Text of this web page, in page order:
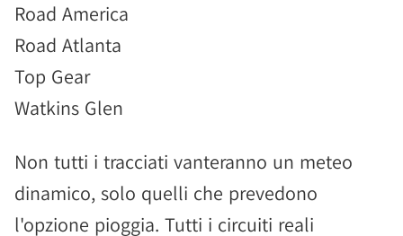
Road America
Road Atlanta
Top Gear
Watkins Glen
Non tutti i tracciati vanteranno un meteo
dinamico, solo quelli che prevedono
l'opzione pioggia. Tutti i circuiti reali